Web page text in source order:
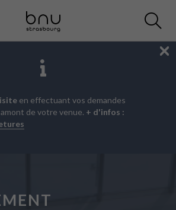
en effectuant vos demandes
de votre venue. + d'infos :